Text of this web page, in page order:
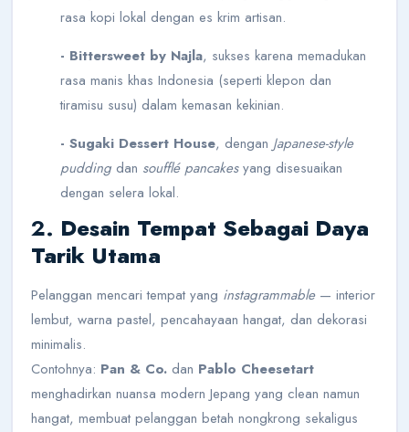
rasa kopi lokal dengan es krim artisan.
- Bittersweet by Najla, sukses karena memadukan
rasa manis khas Indonesia (seperti klepon dan
tiramisu susu) dalam kemasan kekinian.
- Sugaki Dessert House, dengan Japanese-style
pudding dan soufflé pancakesyang disesuaikan
dengan selera lokal.
2. Desain Tempat Sebagai Daya
Tarik Utama
Pelanggan mencari tempat yang instagrammable— interior
lembut, warna pastel, pencahayaan hangat, dan dekorasi
minimalis.
Contohnya: Pan & Co. dan Pablo Cheesetart
menghadirkan nuansa modern Jepang yang clean namun
hangat, membuat pelanggan betah nongkrong sekaligus